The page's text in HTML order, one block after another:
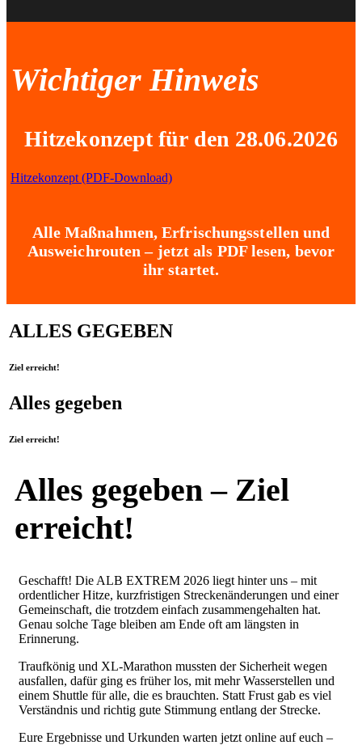
Wichtiger Hinweis
Hitzekonzept für den 28.06.2026
Hitzekonzept (PDF-Download)
Alle Maßnahmen, Erfrischungsstellen und
Ausweichrouten – jetzt als PDF lesen, bevor
ihr startet.
ALLES GEGEBEN
Ziel erreicht!
Alles gegeben
Ziel erreicht!
Alles gegeben – Ziel
erreicht!
Geschafft! Die ALB EXTREM 2026 liegt hinter uns – mit
ordentlicher Hitze, kurzfristigen Streckenänderungen und einer
Gemeinschaft, die trotzdem einfach zusammengehalten hat.
Genau solche Tage bleiben am Ende oft am längsten in
Erinnerung.
Traufkönig und XL-Marathon mussten der Sicherheit wegen
ausfallen, dafür ging es früher los, mit mehr Wasserstellen und
einem Shuttle für alle, die es brauchten. Statt Frust gab es viel
Verständnis und richtig gute Stimmung entlang der Strecke.
Eure Ergebnisse und Urkunden warten jetzt online auf euch –